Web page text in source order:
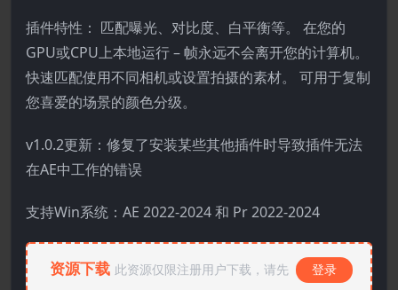
插件特性： 匹配曝光、对比度、白平衡等。 在您的
GPU或CPU上本地运行 – 帧永远不会离开您的计算机。
快速匹配使用不同相机或设置拍摄的素材。 可用于复制
您喜爱的场景的颜色分级。
v1.0.2更新：修复了安装某些其他插件时导致插件无法
在AE中工作的错误
支持Win系统：AE 2022-2024 和 Pr 2022-2024
资源下载 此资源仅限注册用户下载，请先 登录